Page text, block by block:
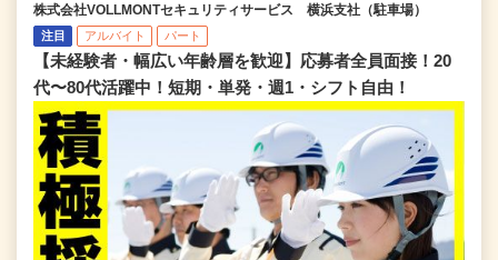
株式会社VOLLMONTセキュリティサービス 横浜支社（駐車場）
注目 アルバイト パート
【未経験者・幅広い年齢層を歓迎】応募者全員面接！20
代〜80代活躍中！短期・単発・週1・シフト自由！